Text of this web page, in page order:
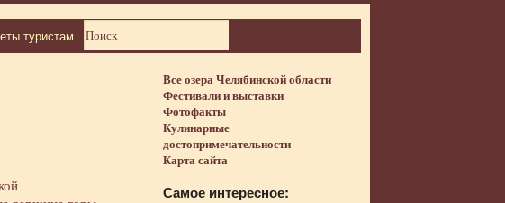
туристам
Все озера Челябинской области
Фестивали и выставки
Фотофакты
Кулинарные
достопримечательности
Карта сайта
Самое интересное: